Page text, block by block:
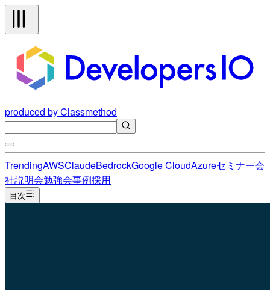
produced by Classmethod
TrendingAWSClaudeBedrockGoogle CloudAzureセミナー会
社説明会勉強会事例採用
目次